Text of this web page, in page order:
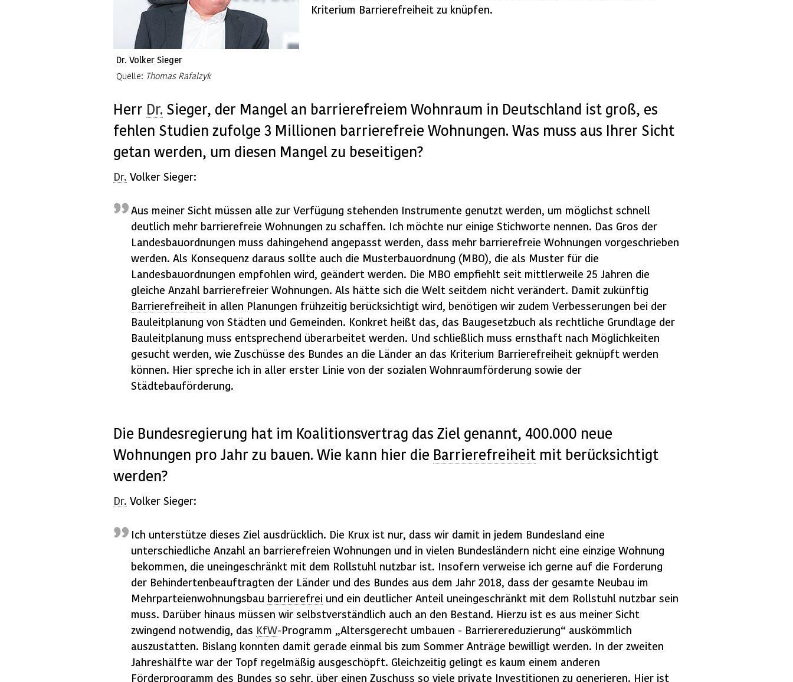
Dr. Volker Sieger
Quelle: Thomas Rafalzyk
Kriterium Barrierefreiheit zu knüpfen.
Herr Dr. Sieger, der Mangel an barrierefreiem Wohnraum in Deutschland ist groß, es
fehlen Studien zufolge 3 Millionen barrierefreie Wohnungen. Was muss aus Ihrer Sicht
getan werden, um diesen Mangel zu beseitigen?
Dr. Volker Sieger:
Aus meiner Sicht müssen alle zur Verfügung stehenden Instrumente genutzt werden, um möglichst schnell
deutlich mehr barrierefreie Wohnungen zu schaffen. Ich möchte nur einige Stichworte nennen. Das Gros der
Landesbauordnungen muss dahingehend angepasst werden, dass mehr barrierefreie Wohnungen vorgeschrieben
werden. Als Konsequenz daraus sollte auch die Musterbauordnung (MBO), die als Muster für die
Landesbauordnungen empfohlen wird, geändert werden. Die MBO empfiehlt seit mittlerweile 25 Jahren die
gleiche Anzahl barrierefreier Wohnungen. Als hätte sich die Welt seitdem nicht verändert. Damit zukünftig
Barrierefreiheit in allen Planungen frühzeitig berücksichtigt wird, benötigen wir zudem Verbesserungen bei der
Bauleitplanung von Städten und Gemeinden. Konkret heißt das, das Baugesetzbuch als rechtliche Grundlage der
Bauleitplanung muss entsprechend überarbeitet werden. Und schließlich muss ernsthaft nach Möglichkeiten
gesucht werden, wie Zuschüsse des Bundes an die Länder an das Kriterium Barrierefreiheit geknüpft werden
können. Hier spreche ich in aller erster Linie von der sozialen Wohnraumförderung sowie der
Städtebauförderung.
Die Bundesregierung hat im Koalitionsvertrag das Ziel genannt, 400.000 neue
Wohnungen pro Jahr zu bauen. Wie kann hier die Barrierefreiheit mit berücksichtigt
werden?
Dr. Volker Sieger:
Ich unterstütze dieses Ziel ausdrücklich. Die Krux ist nur, dass wir damit in jedem Bundesland eine
unterschiedliche Anzahl an barrierefreien Wohnungen und in vielen Bundesländern nicht eine einzige Wohnung
bekommen, die uneingeschränkt mit dem Rollstuhl nutzbar ist. Insofern verweise ich gerne auf die Forderung
der Behindertenbeauftragten der Länder und des Bundes aus dem Jahr 2018, dass der gesamte Neubau im
Mehrparteienwohnungsbau barrierefrei und ein deutlicher Anteil uneingeschränkt mit dem Rollstuhl nutzbar sein
muss. Darüber hinaus müssen wir selbstverständlich auch an den Bestand. Hierzu ist es aus meiner Sicht
zwingend notwendig, das KfW-Programm „Altersgerecht umbauen - Barrierereduzierung“ auskömmlich
auszustatten. Bislang konnten damit gerade einmal bis zum Sommer Anträge bewilligt werden. In der zweiten
Jahreshälfte war der Topf regelmäßig ausgeschöpft. Gleichzeitig gelingt es kaum einem anderen
Förderprogramm des Bundes so sehr, über einen Zuschuss so viele private Investitionen zu generieren. Hier ist